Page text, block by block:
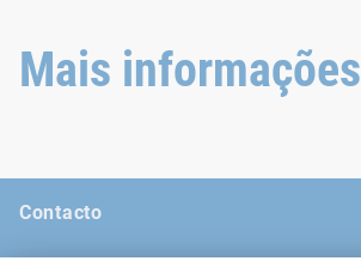
Mais informações
Contacto